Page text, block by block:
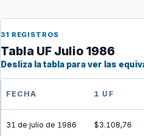
31 REGISTROS
Tabla UF Julio 1986
Desliza la tabla para ver las
FECHA 1 UF
31 de julio de 1986 $3.108,76